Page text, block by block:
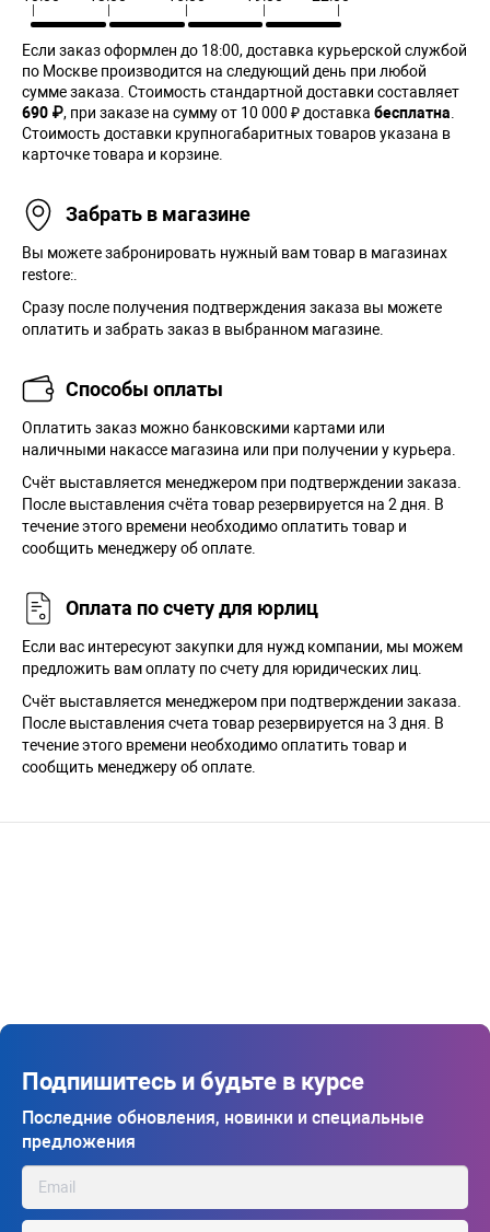
Если заказ оформлен до 18:00, доставка курьерской службой
по Москве производится на следующий день при любой
сумме заказа. Cтоимость стандартной доставки составляет
690 ₽, при заказе на сумму от 10 000 ₽ доставка бесплатна
Стоимость доставки крупногабаритных товаров указана в
карточке товара и корзине.
Забрать в магазине
Вы можете забронировать нужный вам товар в магазинах
restore:.
Сразу после получения подтверждения заказа вы можете
оплатить и забрать заказ в выбранном магазине.
Способы оплаты
Оплатить заказ можно банковскими картами или
наличными накассе магазина или при получении у курьера.
Cчёт выставляется менеджером при подтверждении заказа.
После выставления счёта товар резервируется на 2 дня. В
течение этого времени необходимо оплатить товар и
сообщить менеджеру об оплате.
Оплата по счету для юрлиц
Если вас интересуют закупки для нужд компании, мы можем
предложить вам оплату по счету для юридических лиц.
Счёт выставляется менеджером при подтверждении заказа.
После выставления счета товар резервируется на 3 дня. В
течение этого времени необходимо оплатить товар и
сообщить менеджеру об оплате.
Подпишитесь и будьте в курсе
Последние обновления, новинки и специальные
предложения